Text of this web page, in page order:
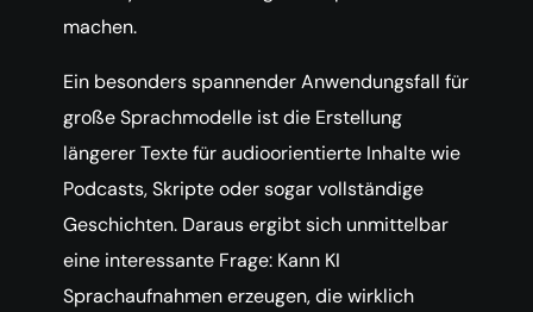
machen.
Ein besonders spannender Anwendungsfall für
große Sprachmodelle ist die Erstellung
längerer Texte für audioorientierte Inhalte wie
Podcasts, Skripte oder sogar vollständige
Geschichten. Daraus ergibt sich unmittelbar
eine interessante Frage: Kann KI
Sprachaufnahmen erzeugen, die wirklich